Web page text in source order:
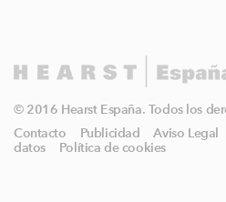
© 2016 Hearst España. Todos los
Contacto
Publicidad Aviso Legal
datos
Política de cookies